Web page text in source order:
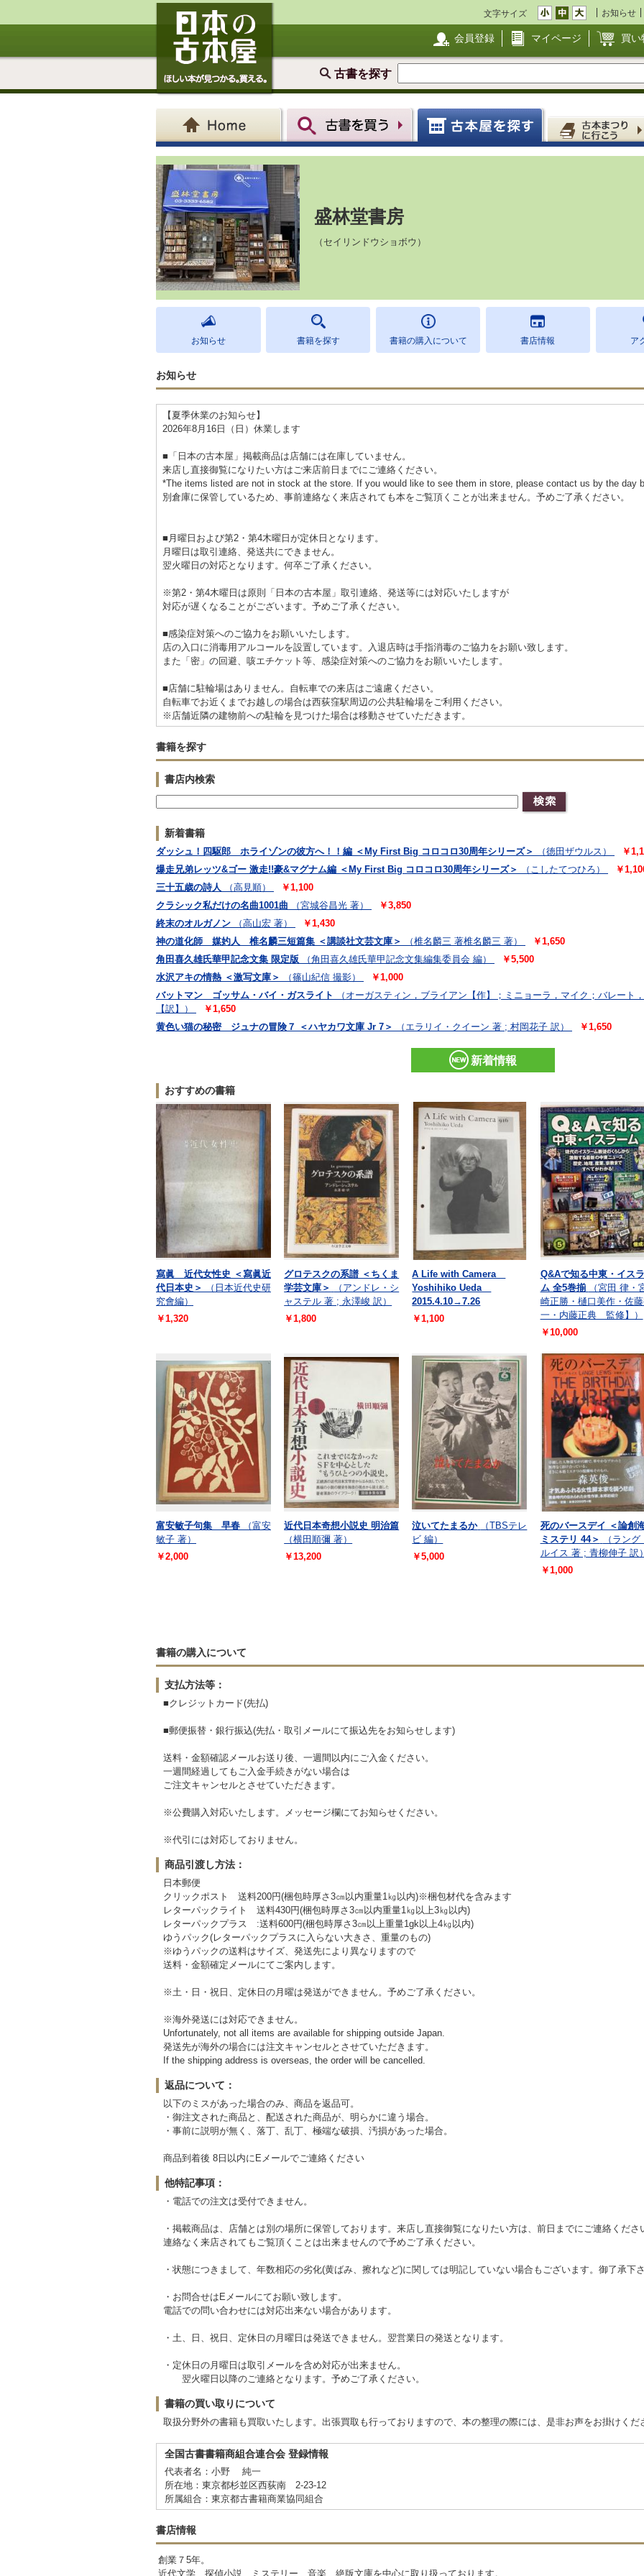
文字サイズ お知らせ
会員登録 マイページ 買い
古書を探す
盛林堂書房
（セイリンドウショボウ）
お知らせ 書籍を探す 書籍の購入について 書店情報 ア
お知らせ
【夏季休業のお知らせ】
2026年8月16日（日）休業します
■「日本の古本屋」掲載商品は店舗には在庫していません。
来店し直接御覧になりたい方はご来店前日までにご連絡ください。
*The items listed are not in stock at the store. If you would like to see them in store, please contact us by the day
別倉庫に保管しているため、事前連絡なく来店されても本をご覧頂くことが出来ません。予めご了承ください。
■月曜日および第2・第4木曜日が定休日となります。
月曜日は取引連絡、発送共にできません。
翌火曜日の対応となります。何卒ご了承ください。
※第2・第4木曜日は原則「日本の古本屋」取引連絡、発送等には対応いたしますが
対応が遅くなることがございます。予めご了承ください。
■感染症対策へのご協力をお願いいたします。
店の入口に消毒用アルコールを設置しています。入退店時は手指消毒のご協力をお願い致します。
また「密」の回避、咳エチケット等、感染症対策へのご協力をお願いいたします。
■店舗に駐輪場はありません。自転車での来店はご遠慮ください。
自転車でお近くまでお越しの場合は西荻窪駅周辺の公共駐輪場をご利用ください。
※店舗近隣の建物前への駐輪を見つけた場合は移動させていただきます。
書籍を探す
書店内検索
新着書籍
ダッシュ！四駆郎 ホライゾンの彼方へ！！編 ＜My First Big コロコロ30周年シリーズ＞ （徳田ザウルス）
￥
爆走兄弟レッツ&ゴー 激走!!豪&マグナム編 ＜My First Big コロコロ30周年シリーズ＞
（こしたてつひろ）
￥
三十五歳の詩人
（高見順）
￥1,100
クラシック私だけの名曲1001曲
（宮城谷昌光 著）
￥3,850
終末のオルガノン
（高山宏 著）
￥1,430
神の道化師 媒妁人 椎名麟三短篇集 ＜講談社文芸文庫＞
（椎名麟三 著椎名麟三 著）
￥1,650
角田喜久雄氏華甲記念文集 限定版
（角田喜久雄氏華甲記念文集編集委員会 編）
￥5,500
水沢アキの情熱 ＜激写文庫＞
（篠山紀信 撮影）
￥1,000
バットマン ゴッサム・バイ・ガスライト
（オーガスティン，ブライアン【作】；ミニョーラ，マイク；バレート
【訳】）
￥1,650
黄色い猫の秘密 ジュナの冒険７ ＜ハヤカワ文庫 Jr 7＞
（エラリイ・クイーン 著 ; 村岡花子 訳） ￥1,650
新着情報
おすすめの書籍
寫眞 近代女性史 ＜寫眞近
代日本史＞
（日本近代史研
究會編）
￥1,320
グロテスクの系譜 ＜ちくま
学芸文庫＞
（アンドレ・シ
ャステル 著 ; 永澤峻 訳）
￥1,800
A Life with Camera
Yoshihiko Ueda
2015.4.10→7.26
￥1,100
Q&Aで知る中東・イス
ム 全5巻揃
（宮田 律・
崎正勝・樋口美作・佐
一・内藤正典 監修】）
￥10,000
富安敏子句集 早春
（富安
敏子 著）
￥2,000
近代日本奇想小説史 明治篇
（横田順彌 著）
￥13,200
泣いてたまるか
（TBSテレ
ビ 編）
￥5,000
死のバースデイ ＜論創
ミステリ 44＞
（ラング
ルイス 著 ; 青柳伸子 訳
￥1,000
書籍の購入について
支払方法等：
■クレジットカード(先払)
■郵便振替・銀行振込(先払・取引メールにて振込先をお知らせします)
送料・金額確認メールお送り後、一週間以内にご入金ください。
一週間経過してもご入金手続きがない場合は
ご注文キャンセルとさせていただきます。
※公費購入対応いたします。メッセージ欄にてお知らせください。
※代引には対応しておりません。
商品引渡し方法：
日本郵便
クリックポスト 送料200円(梱包時厚さ3㎝以内重量1㎏以内)※梱包材代を含みます
レターパックライト 送料430円(梱包時厚さ3㎝以内重量1㎏以上3㎏以内)
レターパックプラス :送料600円(梱包時厚さ3㎝以上重量1gk以上4㎏以内)
ゆうパック(レターパックプラスに入らない大きさ、重量のもの)
※ゆうパックの送料はサイズ、発送先により異なりますので
送料・金額確定メールにてご案内します。
※土・日・祝日、定休日の月曜は発送ができません。予めご了承ください。
※海外発送には対応できません。
Unfortunately, not all items are available for shipping outside Japan.
発送先が海外の場合には注文キャンセルとさせていただきます。
If the shipping address is overseas, the order will be cancelled.
返品について：
以下のミスがあった場合のみ、商品を返品可。
・御注文された商品と、配送された商品が、明らかに違う場合。
・事前に説明が無く、落丁、乱丁、極端な破損、汚損があった場合。
商品到着後 8日以内にEメールでご連絡ください
他特記事項：
・電話での注文は受付できません。
・掲載商品は、店舗とは別の場所に保管しております。来店し直接御覧になりたい方は、前日までにご連絡くださ
連絡なく来店されてもご覧頂くことは出来ませんので予めご了承ください。
・状態につきまして、年数相応の劣化(黄ばみ、擦れなど)に関しては明記していない場合もございます。御了承下
・お問合せはEメールにてお願い致します。
電話での問い合わせには対応出来ない場合があります。
・土、日、祝日、定休日の月曜日は発送できません。翌営業日の発送となります。
・定休日の月曜日は取引メールを含め対応が出来ません。
翌火曜日以降のご連絡となります。予めご了承ください。
書籍の買い取りについて
取扱分野外の書籍も買取いたします。出張買取も行っておりますので、本の整理の際には、是非お声をお掛けくだ
全国古書書籍商組合連合会 登録情報
代表者名：小野 純一
所在地：東京都杉並区西荻南 2-23-12
所属組合：東京都古書籍商業協同組合
書店情報
創業７5年。
近代文学、探偵小説、ミステリー、音楽、絶版文庫を中心に取り扱っております。